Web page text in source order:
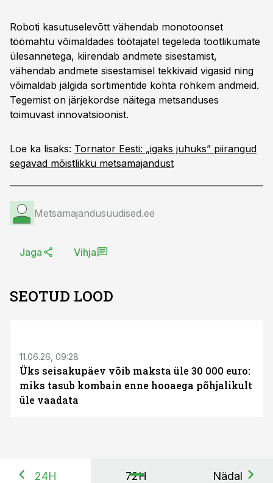
Roboti kasutuselevõtt vähendab monotoonset
töömahtu võimaldades töötajatel tegeleda tootlikumate
ülesannetega, kiirendab andmete sisestamist,
vähendab andmete sisestamisel tekkivaid vigasid ning
võimaldab jälgida sortimentide kohta rohkem andmeid.
Tegemist on järjekordse näitega metsanduses
toimuvast innovatsioonist.
Loe ka lisaks: Tornator Eesti: „igaks juhuks” piirangud
segavad mõistlikku metsamajandust
Metsamajandusuudised.ee
Jaga Vihja
SEOTUD LOOD
11.06.26, 09:28
Üks seisakupäev võib maksta üle 30 000 euro:
miks tasub kombain enne hooaega põhjalikult
üle vaadata
24H 72H Nädal